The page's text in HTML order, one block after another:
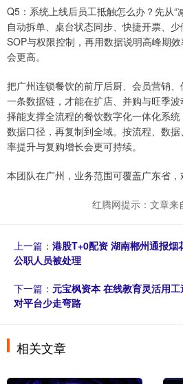
Q5：系统上线后员工抵触怎么办？先从“
自动拆单、桌台状态同步、快捷开票、
SOP与权限控制，再用数据说明高峰期
会更高。
把广州连锁餐饮的前厅后厨、会员营销
一条数据链，才能在扩店、并购与旺季
择能支撑全流程的餐饮数字化一体化系
数据口径，再复制到全域。按流程、数
率提升与复购增长会更可持续。
本团队在广州，业务范围可覆盖广东省
红腾网提示：文章来
上一篇： 港股T+0配资 湖南郴州通报烟
公职人员被处理
下一篇： 元宝枫资本 在线教育灵活用
对平台少走弯路
相关文章